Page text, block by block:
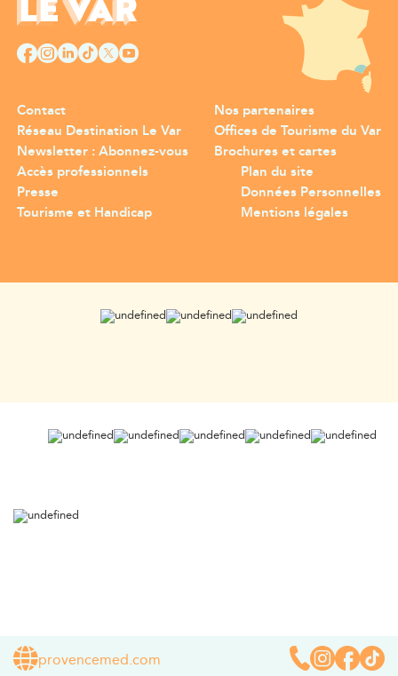
provencemed.com
Contact
Réseau Destination Le Var
Newsletter : Abonnez-vous
Nos partenaires
Offices de Tourisme du Var
Brochures et cartes
Accès professionnels
Presse
Tourisme et Handicap
Plan du site
Données Personnelles
Mentions légales